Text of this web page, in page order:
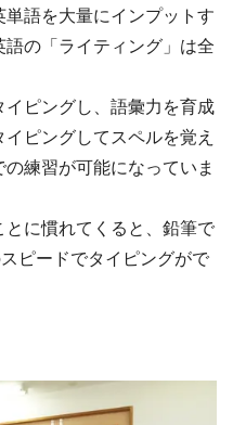
語を大量にインプットす
の「ライティング」は全
ピングし、語彙力を育成
ピングしてスペルを覚え
練習が可能になっていま
に慣れてくると、鉛筆で
ピードでタイピングがで